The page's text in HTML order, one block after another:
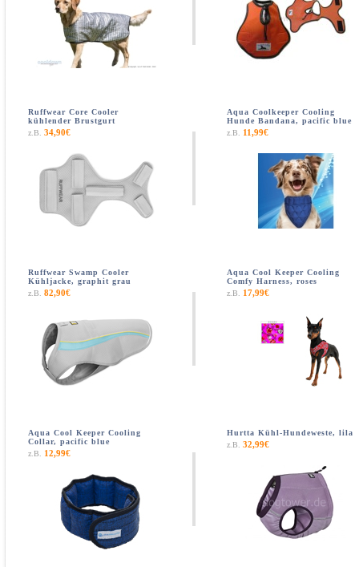
Ruffwear Core Cooler
kühlender Brustgurt
z.B. 34,90€
Aqua Coolkeeper Cooling
Hunde Bandana, pacific blue
z.B.
11,99€
Ruffwear Swamp Cooler
Kühljacke, graphit grau
z.B. 82,90€
Aqua Cool Keeper Cooling
Comfy Harness, roses
z.B.
17,99€
Aqua Cool Keeper Cooling
Collar, pacific blue
z.B. 12,99€
Hurtta Kühl-Hundeweste, lila
z.B. 32,99€